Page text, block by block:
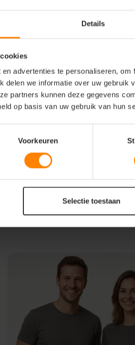
Details
advertenties te personaliseren,
delen we informatie over uw gebruik
partners kunnen deze gegevens
op basis van uw gebruik van hun
Voorkeuren
Selectie toestaan